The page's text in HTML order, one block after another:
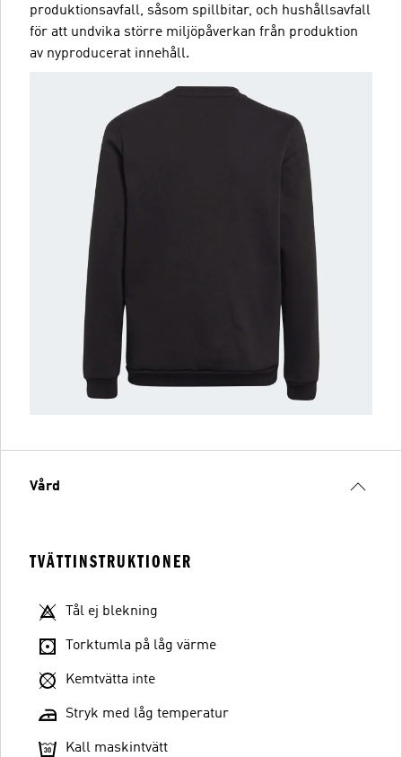
produktionsavfall, såsom spillbitar, och hushållsavfall
för att undvika större miljöpåverkan från produktion
av nyproducerat innehåll.
Vård
TVÄTTINSTRUKTIONER
Tål ej blekning
Torktumla på låg värme
Kemtvätta inte
Stryk med låg temperatur
Kall maskintvätt